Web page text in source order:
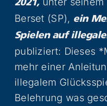
2021,
Berset (SP), ein
Spielen auf
publiziert: Dieses
mehr einer
illegalem
Belehrung was